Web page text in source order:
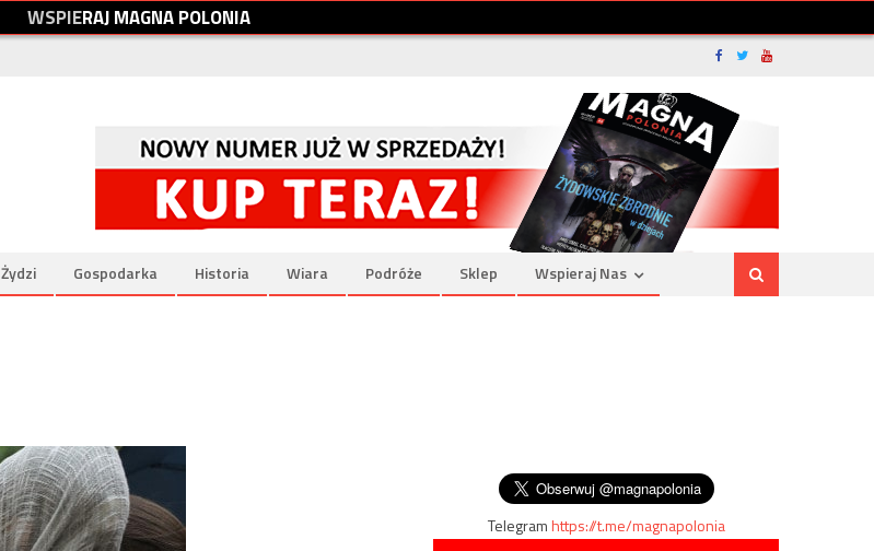
WSPIERAJMAGNAPOLONIA
Żydzi Gospodarka Historia Wiara Podróże Sklep Wspieraj Nas
Telegramhttps://t.me/magnapolonia